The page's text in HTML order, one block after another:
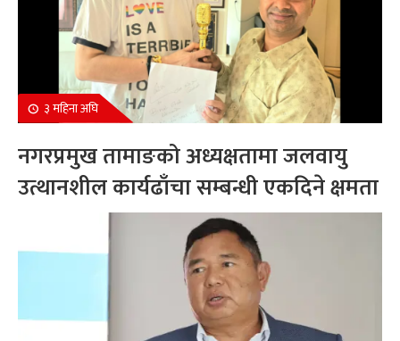
३ महिना अघि
नगरप्रमुख तामाङको अध्यक्षतामा जलवायु
उत्थानशील कार्यढाँचा सम्बन्धी एकदिने क्षमता
अभिवृद्धि कार्यक्रम सम्पन्न